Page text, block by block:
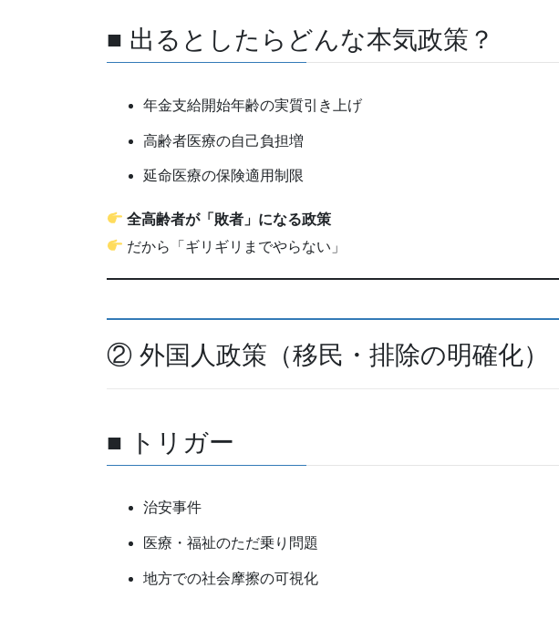
■ 出るとしたらどんな本気政策？
年金支給開始年齢の実質引き上げ
高齢者医療の自己負担増
延命医療の保険適用制限
全高齢者が「敗者」になる政策
だから「ギリギリまでやらない」
② 外国人政策（移民・排除の明確化）
■ トリガー
治安事件
医療・福祉のただ乗り問題
地方での社会摩擦の可視化